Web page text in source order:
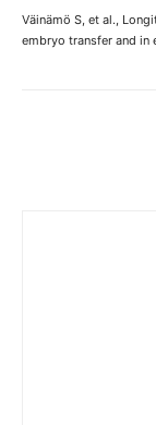
Väinämö S, et al.,
embryo transfer and in